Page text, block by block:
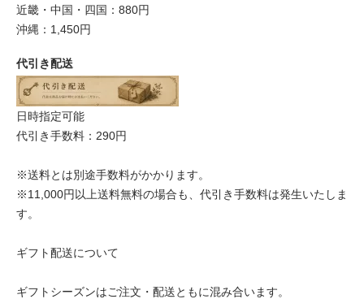
近畿・中国・四国：880円
沖縄：1,450円
代引き配送
日時指定可能
代引き手数料：290円
※送料とは別途手数料がかかります。
※11,000円以上送料無料の場合も、代引き手数料は発生いたしま
す。
ギフト配送について
ギフトシーズンはご注文・配送ともに混み合います。